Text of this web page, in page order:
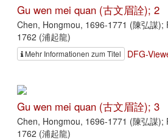
Gu wen mei quan (古文眉詮); 2
Chen, Hongmou, 1696-1771 (陳弘謀);
1762 (浦起龍)
Mehr Informationen zum Titel DFG-
Gu wen mei quan (古文眉詮); 3
Chen, Hongmou, 1696-1771 (陳弘謀);
1762 (浦起龍)